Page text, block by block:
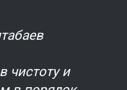
чистоту и